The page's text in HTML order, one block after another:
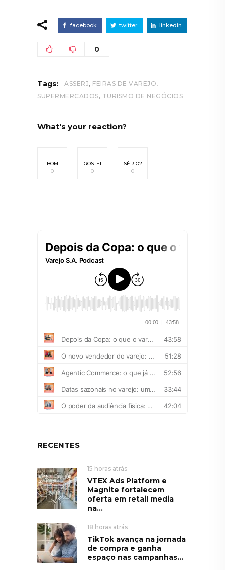
facebook twitter linkedin
0
Tags: ASSERJ, FEIRAS DE VAREJO,
SUPERMERCADOS, TURISMO DE NEGÓCIOS
What's your reaction?
BOM
0
GOSTEI
0
SÉRIO?
0
RECENTES
15 horas atrás
VTEX Ads Platform e
Magnite fortalecem
oferta em retail media
na...
18 horas atrás
TikTok avança na jornada
de compra e ganha
espaço nas campanhas...